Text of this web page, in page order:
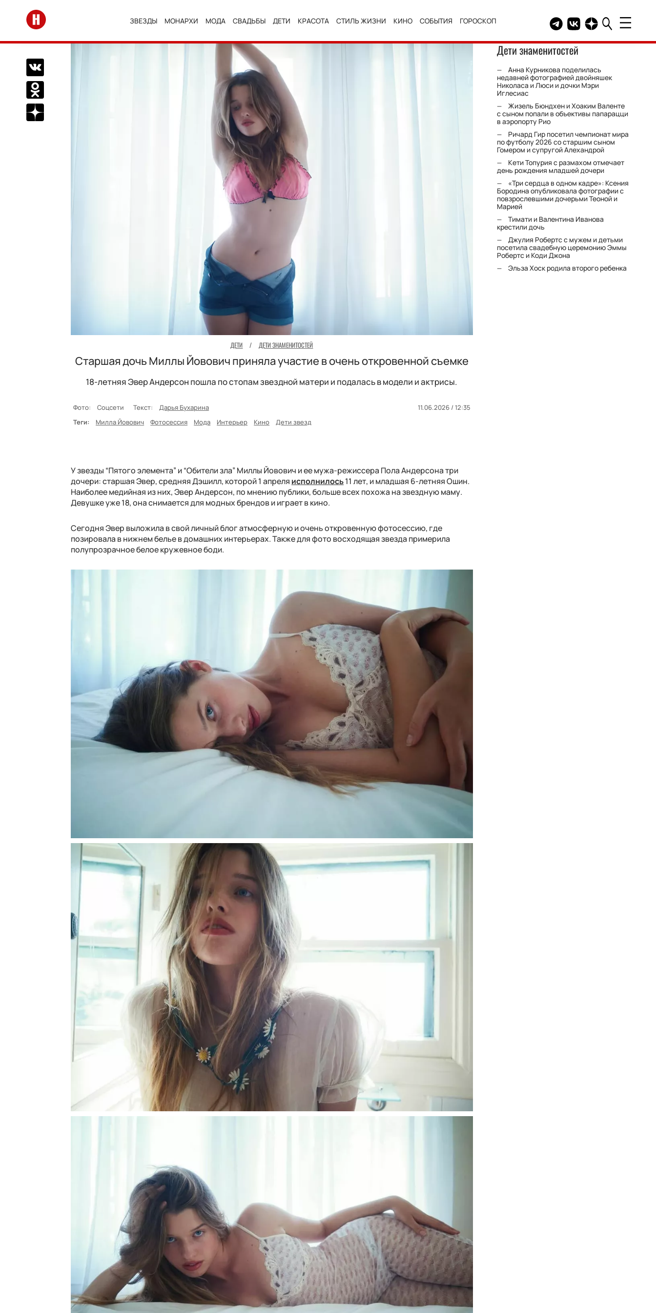
Перейти на главную
ЗВЕЗДЫ МОНАРХИ МОДА СВАДЬБЫ ДЕТИ КРАСОТА СТИЛЬ ЖИЗНИ КИНО СОБЫТИЯ ГОРОСКОП Telegram канал HELLO
Группа HELLO
Канал HELLO в
Поделиться Вконтакте
Поделиться в Одноклассниках
Подписаться на нас в Дзен
ДЕТИ / ДЕТИ ЗНАМЕНИТОСТЕЙ
Старшая дочь Миллы Йовович приняла участие в очень откровенной съемке
18-летняя Эвер Андерсон пошла по стопам звездной матери и подалась в модели и актрисы.
Фото: Соцсети Текст: Дарья Бухарина
11.06.2026 / 12:35
Теги:
Милла Йовович Фотосессия Мода Интерьер Кино Дети звезд
У звезды “Пятого элемента” и “Обители зла” Миллы Йовович и ее мужа-режиссера Пола Андерсона три
дочери: старшая Эвер, средняя Дэшилл, которой 1 апреля исполнилось11 лет, и младшая 6-летняя Ошин.
Наиболее медийная из них, Эвер Андерсон, по мнению публики, больше всех похожа на звездную маму.
Девушке уже 18, она снимается для модных брендов и играет в кино.
Сегодня Эвер выложила в свой личный блог атмосферную и очень откровенную фотосессию, где
позировала в нижнем белье в домашних интерьерах. Также для фото восходящая звезда примерила
полупрозрачное белое кружевное боди.
Дети знаменитостей
Анна Курникова поделилась
недавней фотографией двойняшек
Николаса и Люси и дочки Мэри
Иглесиас
Жизель Бюндхен и Хоаким Валенте
с сыном попали в объективы папарацци
в аэропорту Рио
Ричард Гир посетил чемпионат мира
по футболу 2026 со старшим сыном
Гомером и супругой Алехандрой
Кети Топурия с размахом отмечает
день рождения младшей дочери
«Три сердца в одном кадре»: Ксения
Бородина опубликовала фотографии с
повзрослевшими дочерьми Теоной и
Марией
Тимати и Валентина Иванова
крестили дочь
Джулия Робертс с мужем и детьми
посетила свадебную церемонию Эммы
Робертс и Коди Джона
Эльза Хоск родила второго ребенка